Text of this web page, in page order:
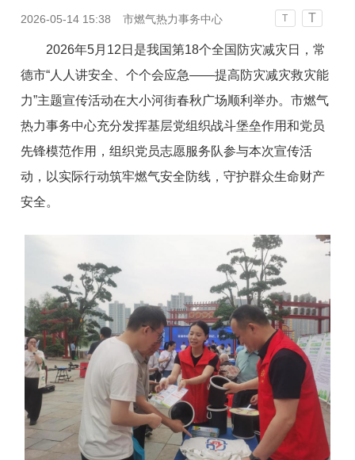
2026-05-14 15:38 市燃气热力事务中心 T T
2026年5月12日是我国第18个全国防灾减灾日，常
德市“人人讲安全、个个会应急——提高防灾减灾救灾能
力”主题宣传活动在大小河街春秋广场顺利举办。市燃气
热力事务中心充分发挥基层党组织战斗堡垒作用和党员
先锋模范作用，组织党员志愿服务队参与本次宣传活
动，以实际行动筑牢燃气安全防线，守护群众生命财产
安全。